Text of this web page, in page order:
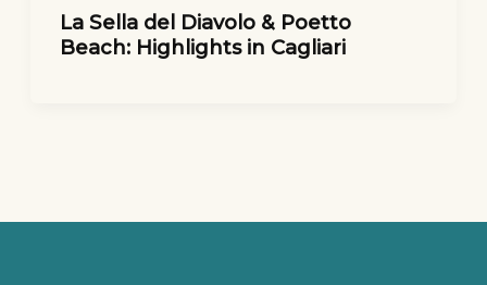
La Sella del Diavolo & Poetto
Beach: Highlights in Cagliari